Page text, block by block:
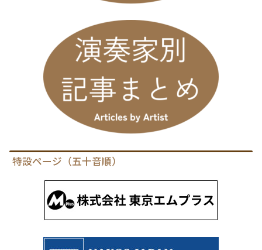
特設ページ（五十音順）